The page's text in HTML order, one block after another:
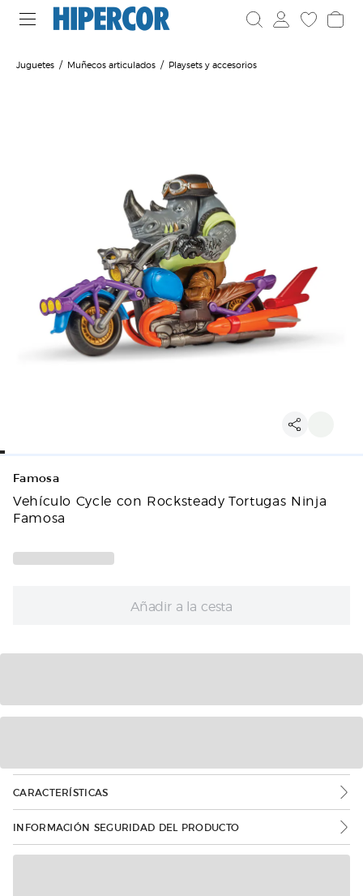
Juguetes Muñecos articulados Playsets y accesorios
Famosa
Vehículo Cycle con Rocksteady Tortugas Ninja
Famosa
Añadir a la cesta
CARACTERÍSTICAS
INFORMACIÓN SEGURIDAD DEL PRODUCTO